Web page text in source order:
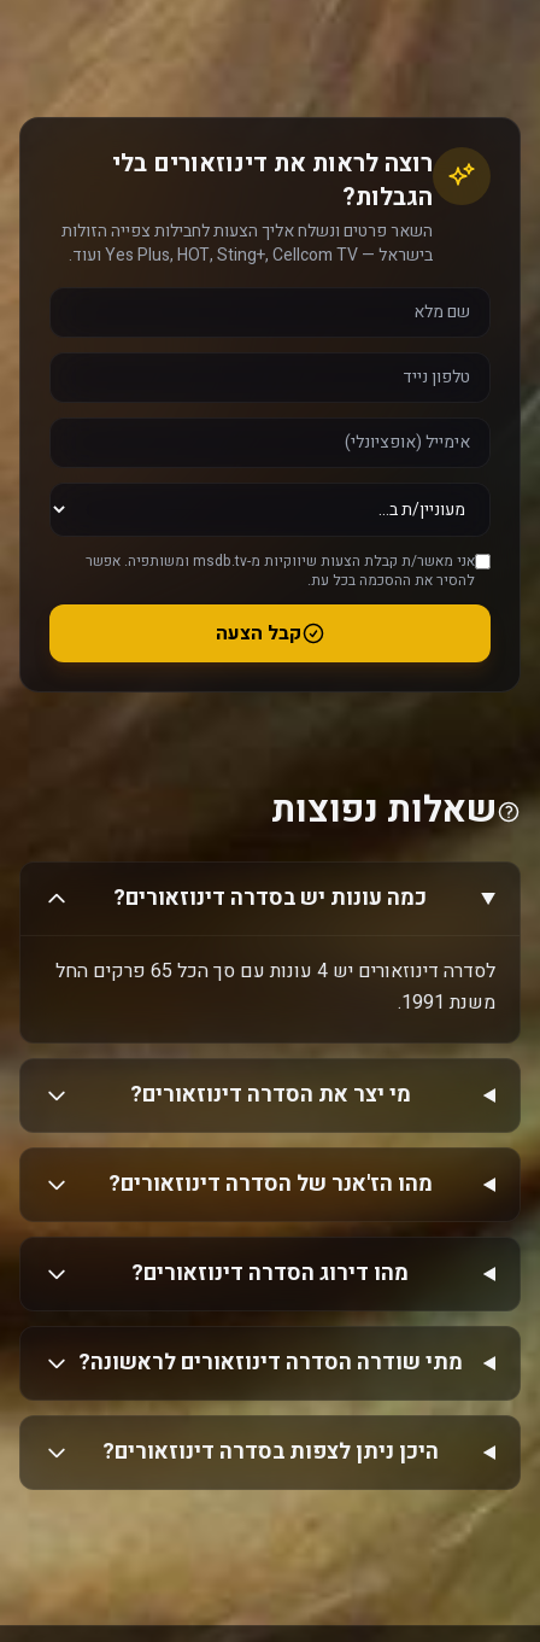
רוצה לראות את דינוזאורים בלי
הגבלות?
השאר פרטים ונשלח אליך הצעות לחבילות צפייה הזולות
בישראל — Yes Plus, HOT, Sting+, Cellcom TV ועוד.
אני מאשר/ת קבלת הצעות שיווקיות מ-msdb.tv ומשותפיה. אפשר
להסיר את ההסכמה בכל עת.
קבל הצעה
שאלות נפוצות
כמה עונות יש בסדרה דינוזאורים?
לסדרה דינוזאורים יש 4 עונות עם סך הכל 65 פרקים החל
משנת 1991.
מי יצר את הסדרה דינוזאורים?
מהו הז'אנר של הסדרה דינוזאורים?
מהו דירוג הסדרה דינוזאורים?
מתי שודרה הסדרה דינוזאורים לראשונה?
היכן ניתן לצפות בסדרה דינוזאורים?